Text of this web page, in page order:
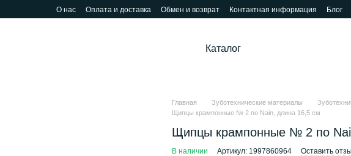
О нас Оплата и доставка Обмен и возврат Контактная информация Блог
Каталог
Главная Зуботехнические материалы
Щипцы крампонные № 2 по Nain, длина 16,5 см
Щипцы крампонные № 2 по
В наличии Артикул: 1997860964 Оставить